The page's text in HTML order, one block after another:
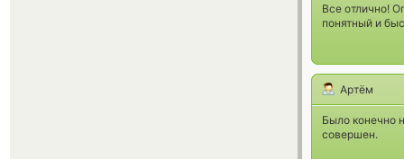
Все отлично!
понятный и
Артём
Было конечно
совершен.